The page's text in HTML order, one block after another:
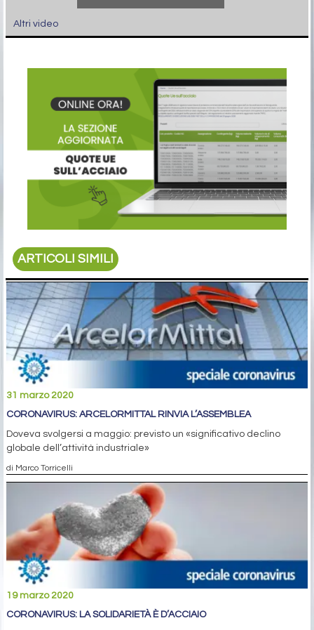
Altri video
ARTICOLI SIMILI
31 marzo 2020
CORONAVIRUS: ARCELORMITTAL RINVIA L’ASSEMBLEA
Doveva svolgersi a maggio: previsto un «significativo declino
globale dell’attività industriale»
di Marco Torricelli
19 marzo 2020
CORONAVIRUS: LA SOLIDARIETÀ È D’ACCIAIO